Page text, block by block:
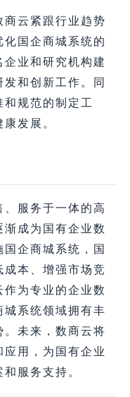
云紧跟行业趋势
国企商城系统的
业和研究机构建
和创新工作。同
和规范的制定工
发展。
服务于一体的高
成为国有企业数
企商城系统，国
本、增强市场竞
为专业的企业数
系统领域拥有丰
未来，数商云将
用，为国有企业
服务支持。